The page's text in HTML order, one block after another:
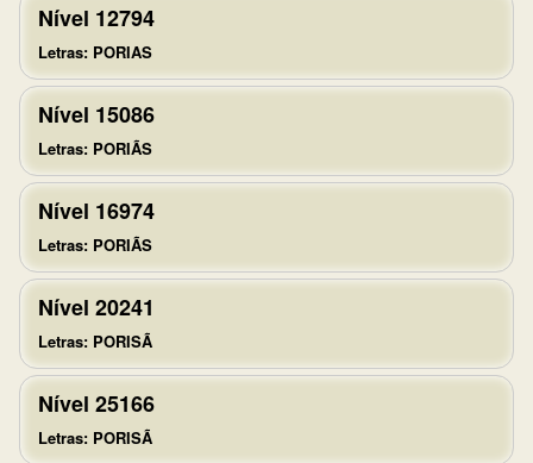
Nível 12794
Letras: PORIAS
Nível 15086
Letras: PORIÃS
Nível 16974
Letras: PORIÃS
Nível 20241
Letras: PORISÃ
Nível 25166
Letras: PORISÃ